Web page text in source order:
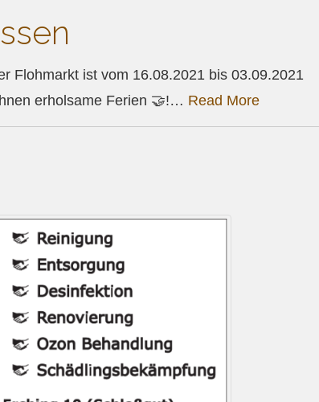
Flohmarkt ist vom 16.08.2021 bis 03.09.2021
erholsame Ferien 🤝!… Read More